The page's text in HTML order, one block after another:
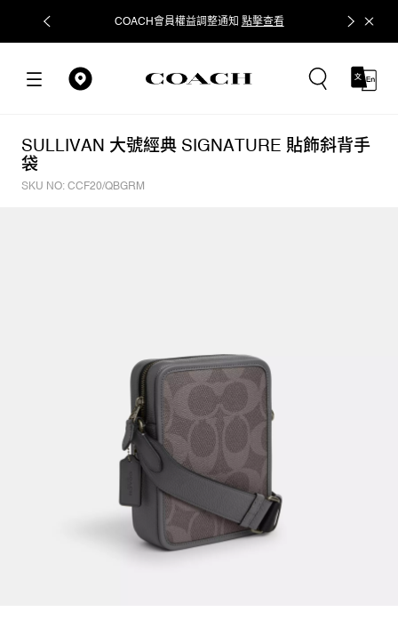
COACH會員權益調整通知 點擊查看 立即追蹤
SULLIVAN 大號經典 SIGNATURE 貼飾斜背手
袋
SKU NO: CCF20/QBGRM